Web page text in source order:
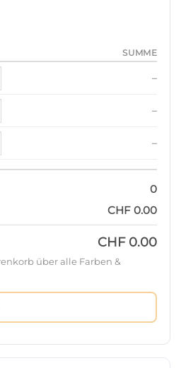
SUMME
–
–
–
0
CHF 0.00
CHF 0.00
über alle Farben &